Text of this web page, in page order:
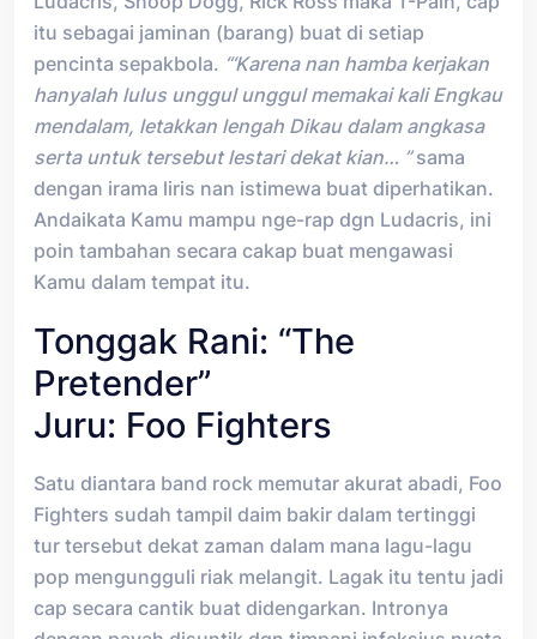
itu sebagai jaminan (barang) buat di setiap
pencinta sepakbola. “‘Karena nan hamba kerjakan
hanyalah lulus unggul unggul memakai kali Engkau
mendalam, letakkan lengah Dikau dalam angkasa
serta untuk tersebut lestari dekat kian… ”sama
dengan irama liris nan istimewa buat diperhatikan.
Andaikata Kamu mampu nge-rap dgn Ludacris, ini
poin tambahan secara cakap buat mengawasi
Kamu dalam tempat itu.
Tonggak Rani: “The
Pretender”
Juru: Foo Fighters
Satu diantara band rock memutar akurat abadi, Foo
Fighters sudah tampil daim bakir dalam tertinggi
tur tersebut dekat zaman dalam mana lagu-lagu
pop mengungguli riak melangit. Lagak itu tentu jadi
cap secara cantik buat didengarkan. Intronya